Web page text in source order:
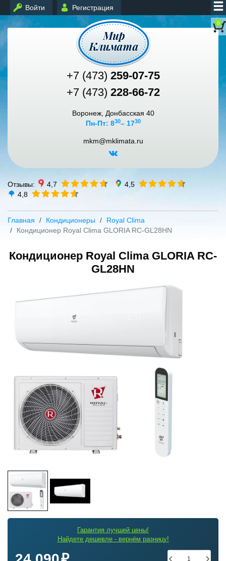
Войти Регистрация
0
+7 (473) 259-07-75
+7 (473) 228-66-72
Воронеж, Донбасская 40
Пн-Пт: 830– 1730
mkm@mklimata.ru
Отзывы: 4,7
4,5
4,8
Главная Кондиционеры
Royal Clima
Кондиционер Royal Clima GLORIA RC-GL28HN
Кондиционер Royal Clima GLORIA RC-
GL28HN
Гарантия лучшей цены!
Найдете дешевле - вернём разницу!